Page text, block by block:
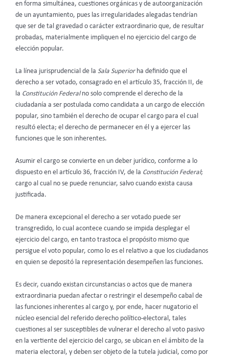
en forma simultánea, cuestiones orgánicas y de autoorganización
de un ayuntamiento, pues las irregularidades alegadas tendrían
que ser de tal gravedad o carácter extraordinario que, de resultar
probadas, materialmente impliquen el no ejercicio del cargo de
elección popular.
La línea jurisprudencial de la Sala Superior ha definido que el
derecho a ser votado, consagrado en el artículo 35, fracción II, de
la Constitución Federalno solo comprende el derecho de la
ciudadanía a ser postulada como candidata a un cargo de elección
popular, sino también el derecho de ocupar el cargo para el cual
resultó electa; el derecho de permanecer en él y a ejercer las
funciones que le son inherentes.
Asumir el cargo se convierte en un deber jurídico, conforme a lo
dispuesto en el artículo 36, fracción IV, de la Constitución Federal;
cargo al cual no se puede renunciar, salvo cuando exista causa
justificada.
De manera excepcional el derecho a ser votado puede ser
transgredido, lo cual acontece cuando se impida desplegar el
ejercicio del cargo, en tanto trastoca el propósito mismo que
persigue el voto popular, como lo es el relativo a que los ciudadanos
en quien se depositó la representación desempeñen las funciones.
Es decir, cuando existan circunstancias o actos que de manera
extraordinaria puedan afectar o restringir el desempeño cabal de
las funciones inherentes al cargo y, por ende, hacer nugatorio el
núcleo esencial del referido derecho político-electoral, tales
cuestiones al ser susceptibles de vulnerar el derecho al voto pasivo
en la vertiente del ejercicio del cargo, se ubican en el ámbito de la
materia electoral, y deben ser objeto de la tutela judicial, como por